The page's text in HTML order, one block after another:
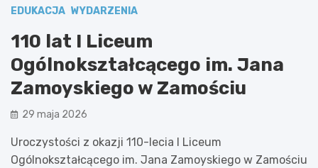
EDUKACJA WYDARZENIA
110 lat I Liceum
Ogólnokształcącego im. Jana
Zamoyskiego w Zamościu
29 maja 2026
Uroczystości z okazji 110-lecia I Liceum
Ogólnokształcącego im. Jana Zamoyskiego w Zamościu